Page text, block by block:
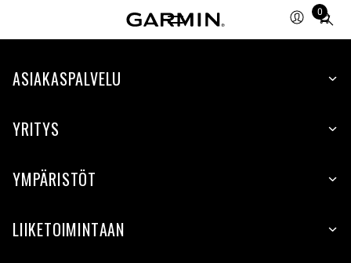
0
Total
items
cart:
ASIAKASPALVELU
YRITYS
YMPÄRISTÖT
LIIKETOIMINTAAN